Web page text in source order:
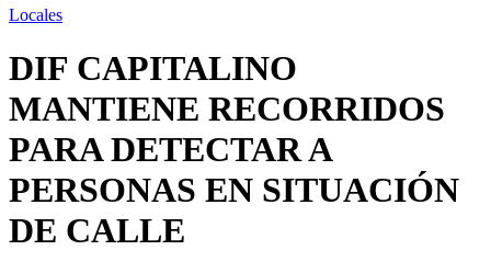
Locales
DIF CAPITALINO
MANTIENE RECORRIDOS
PARA DETECTAR A
PERSONAS EN SITUACIÓN
DE CALLE